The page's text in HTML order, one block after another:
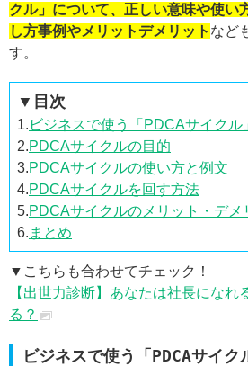
クル」について、正しい意味や使い
し方事例やメリットデメリット など
す。
▼目次
1. ビジネスで使う「PDCAサイクル
2.PDCAサイクルの目的
3.PDCAサイクルの使い方と例文
4.PDCAサイクルを回す方法
5.PDCAサイクルのメリット・デメ
6. まとめ
▼こちらも合わせてチェック！
【出世力診断】あなたは社長になれ
る？
ビジネスで使う「PDCAサイク